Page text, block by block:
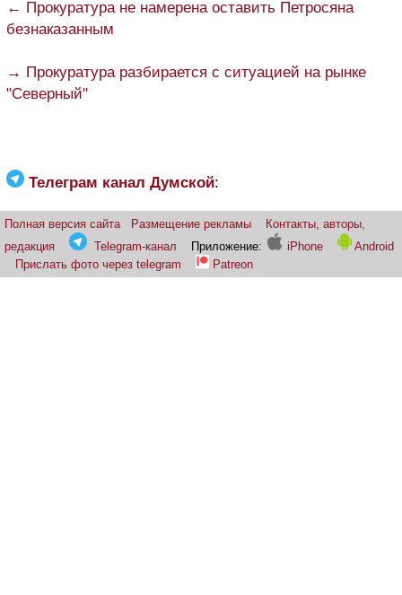
← Прокуратура не намерена оставить Петросяна
безнаказанным
→ Прокуратура разбирается с ситуацией на рынке
"Северный"
Телеграм канал Думской:
Полная версия сайта Размещение рекламы
Контакты, авторы,
редакция
Telegram-канал Приложение: iPhone
Android
Прислать фото через telegram
Patreon